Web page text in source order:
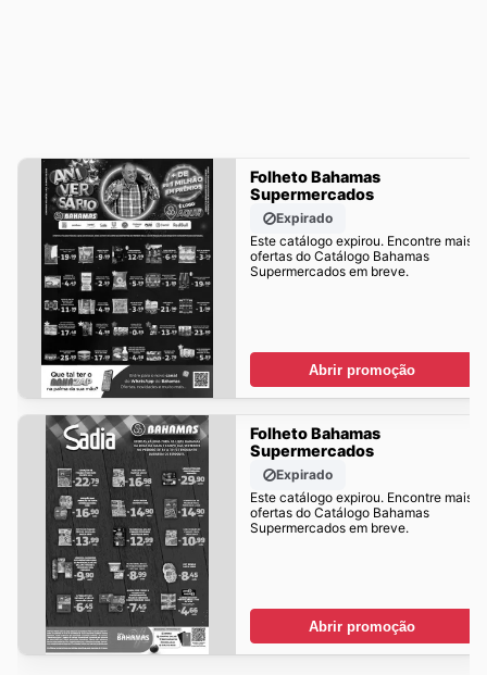
Folheto Bahamas
Supermercados
Expirado
Este catálogo expirou. Encontre mais
ofertas do Catálogo Bahamas
Supermercados em breve.
Abrir promoção
Folheto Bahamas
Supermercados
Expirado
Este catálogo expirou. Encontre mais
ofertas do Catálogo Bahamas
Supermercados em breve.
Abrir promoção